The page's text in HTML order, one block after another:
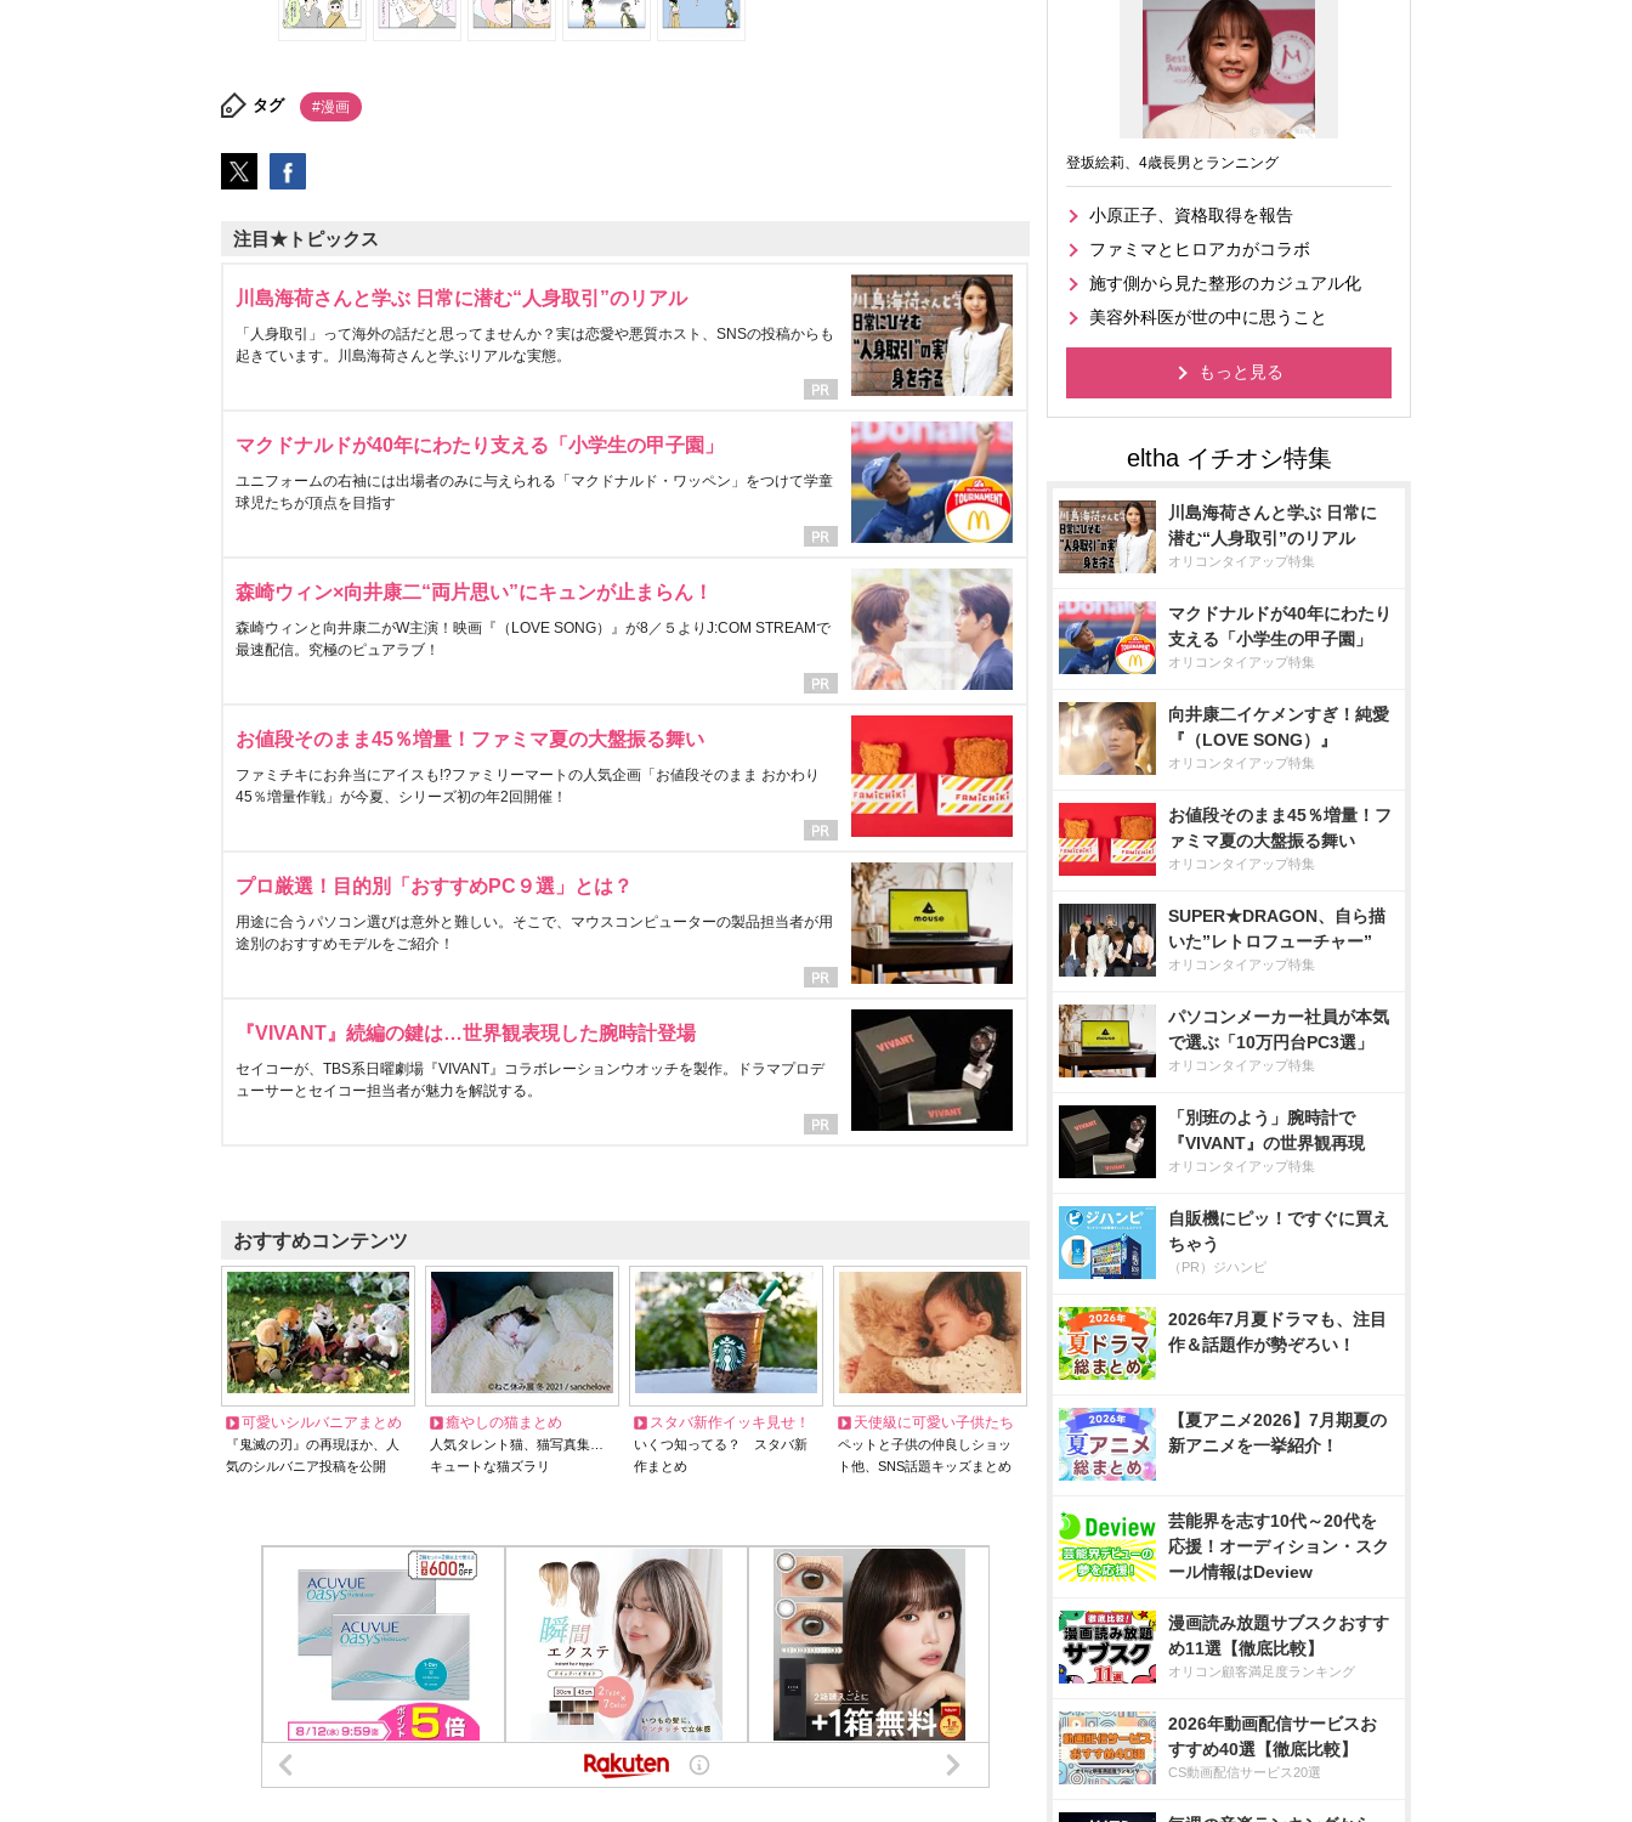
タグ #漫画
注目★トピックス
川島海荷さんと学ぶ 日常に潜む“人身取引”のリアル
「人身取引」って海外の話だと思ってませんか？実は恋愛や悪質ホスト、SNSの投稿からも
起きています。川島海荷さんと学ぶリアルな実態。
マクドナルドが40年にわたり支える「小学生の甲子園」
ユニフォームの右袖には出場者のみに与えられる「マクドナルド・ワッペン」をつけて学童
球児たちが頂点を目指す
森崎ウィン×向井康二“両片思い”にキュンが止まらん！
森崎ウィンと向井康二がW主演！映画『（LOVE SONG）』が8／５よりJ:COM STREAMで
最速配信。究極のピュアラブ！
お値段そのまま45％増量！ファミマ夏の大盤振る舞い
ファミチキにお弁当にアイスも!?ファミリーマートの人気企画「お値段そのまま おかわり
45％増量作戦」が今夏、シリーズ初の年2回開催！
プロ厳選！目的別「おすすめPC９選」とは？
用途に合うパソコン選びは意外と難しい。そこで、マウスコンピューターの製品担当者が用
途別のおすすめモデルをご紹介！
『VIVANT』続編の鍵は…世界観表現した腕時計登場
セイコーが、TBS系日曜劇場『VIVANT』コラボレーションウオッチを製作。ドラマプロデ
ューサーとセイコー担当者が魅力を解説する。
おすすめコンテンツ
可愛いシルバニアまとめ
『鬼滅の刃』の再現ほか、人
気のシルバニア投稿を公開
癒やしの猫まとめ
人気タレント猫、猫写真集…
キュートな猫ズラリ
スタバ新作イッキ見せ！
いくつ知ってる？ スタバ新
作まとめ
天使級に可愛い子供たち
ペットと子供の仲良しショッ
ト他、SNS話題キッズまとめ
登坂絵莉、4歳長男とランニング
小原正子、資格取得を報告
ファミマとヒロアカがコラボ
施す側から見た整形のカジュアル化
美容外科医が世の中に思うこと
もっと見る
川島海荷さんと学ぶ 日常に
潜む“人身取引”のリアル
オリコンタイアップ特集
マクドナルドが40年にわたり
支える「小学生の甲子園」
オリコンタイアップ特集
向井康二イケメンすぎ！純愛
『（LOVE SONG）』
オリコンタイアップ特集
お値段そのまま45％増量！フ
ァミマ夏の大盤振る舞い
オリコンタイアップ特集
SUPER★DRAGON、自ら描
いた”レトロフューチャー”
オリコンタイアップ特集
パソコンメーカー社員が本気
で選ぶ「10万円台PC3選」
オリコンタイアップ特集
「別班のよう」腕時計で
『VIVANT』の世界観再現
オリコンタイアップ特集
自販機にピッ！ですぐに買え
ちゃう
（PR）ジハンピ
2026年7月夏ドラマも、注目
作＆話題作が勢ぞろい！
【夏アニメ2026】7月期夏の
新アニメを一挙紹介！
芸能界を志す10代～20代を
応援！オーディション・スク
ール情報はDeview
漫画読み放題サブスクおすす
め11選【徹底比較】
オリコン顧客満足度ランキング
2026年動画配信サービスお
すすめ40選【徹底比較】
CS動画配信サービス20選